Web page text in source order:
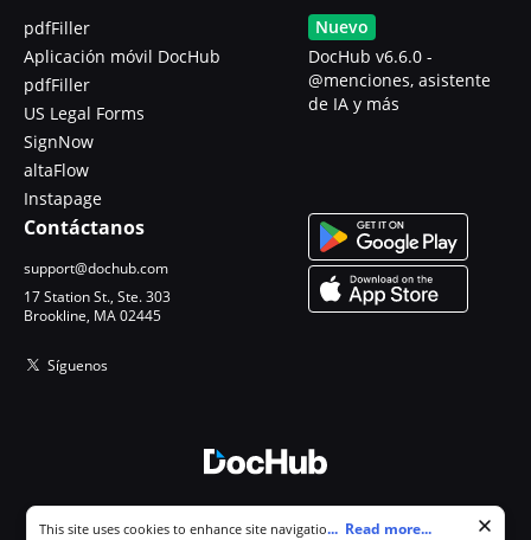
pdfFiller
Aplicación móvil DocHub
pdfFiller
US Legal Forms
SignNow
altaFlow
Instapage
Nuevo
DocHub v6.6.0 -
@menciones, asistente
de IA y más
Contáctanos
support@dochub.com
17 Station St., Ste. 303
Brookline, MA 02445
Síguenos
Cookie consent notice
This site uses cookies to enhance site navigation and personalize
... Read more...